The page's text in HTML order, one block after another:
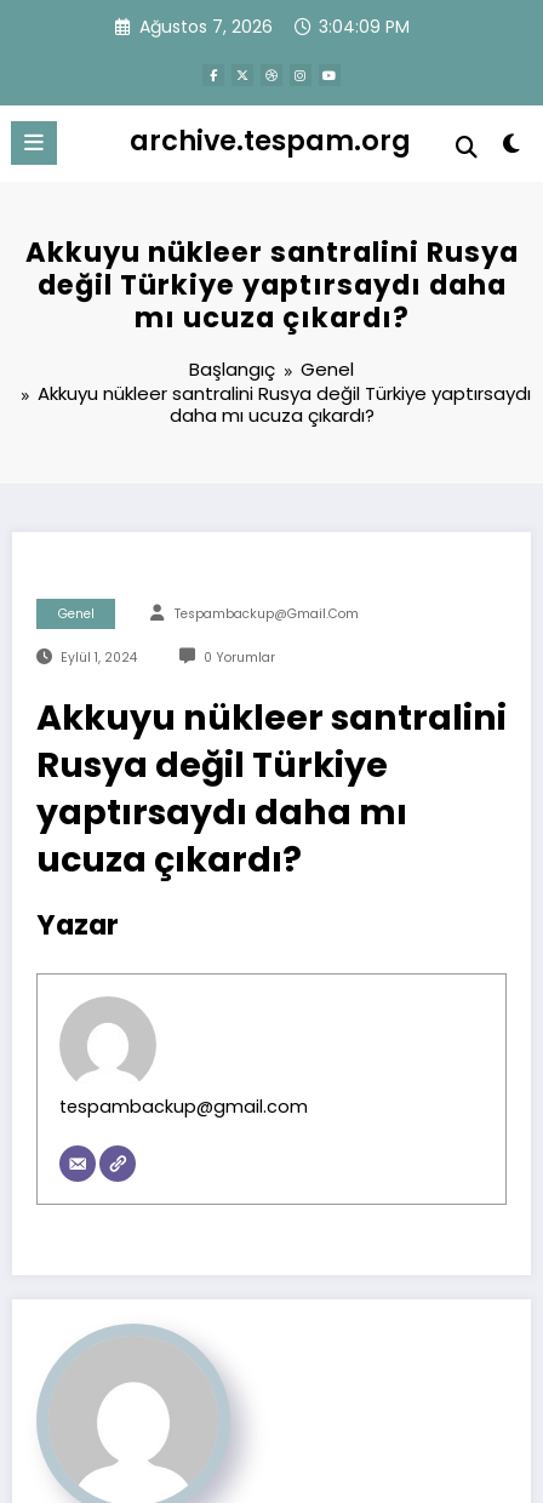
Ağustos 7, 2026 3:04:10 PM
archive.tespam.org
Akkuyu nükleer santralini Rusya
değil Türkiye yaptırsaydı daha
mı ucuza çıkardı?
Başlangıç
Genel
Akkuyu nükleer santralini Rusya değil Türkiye yaptırsaydı
daha mı ucuza çıkardı?
Genel Tespambackup@gmail.com
Eylül 1, 2024 0 Yorumlar
Akkuyu nükleer santralini
Rusya değil Türkiye
yaptırsaydı daha mı
ucuza çıkardı?
Yazar
tespambackup@gmail.com